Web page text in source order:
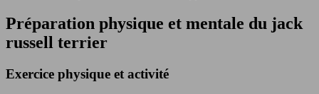
Préparation physique et mentale du jack
russell terrier
Exercice physique et activité